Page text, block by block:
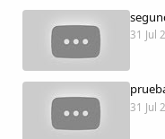
Dichos
Cancionero Local
Apodos
31 Jul
31 Jul